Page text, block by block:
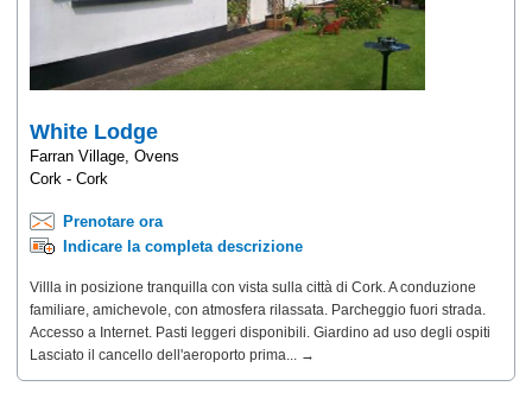
White Lodge
Farran Village, Ovens
Cork - Cork
Prenotare ora
Indicare la completa descrizione
Villla in posizione tranquilla con vista sulla città di Cork. A conduzione
familiare, amichevole, con atmosfera rilassata. Parcheggio fuori strada.
Accesso a Internet. Pasti leggeri disponibili. Giardino ad uso degli ospiti
Lasciato il cancello dell'aeroporto prima... →